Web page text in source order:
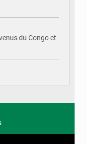
du Congo et